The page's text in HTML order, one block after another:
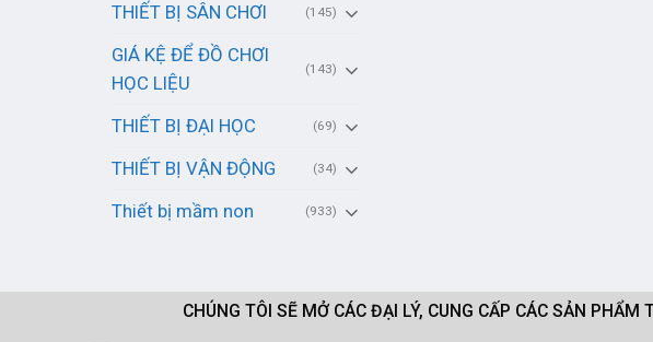
THIẾT BỊ SÂN CHƠI (145)
GIÁ KỆ ĐỂ ĐỒ CHƠI
HỌC LIỆU
(143)
THIẾT BỊ ĐẠI HỌC (69)
THIẾT BỊ VẬN ĐỘNG (34)
Thiết bị mầm non (933)
CHÚNG TÔI SẼ MỞ CÁC ĐẠI LÝ, CUNG CẤP CÁC SẢN